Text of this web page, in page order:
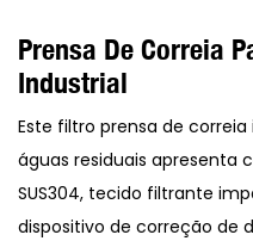
Prensa De Correia
Industrial
Este filtro prensa de
águas residuais apresenta
SUS304, tecido filtrante
dispositivo de correção de